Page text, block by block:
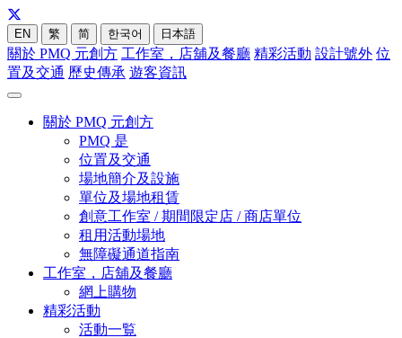
EN 繁 简 한국어 日本語
關於 PMQ 元創方 工作室，店舖及餐廳 精彩活動 設計號外 位
置及交通 歷史傳承 遊客資訊
關於 PMQ 元創方
PMQ 是
位置及交通
場地簡介及設施
單位及場地租賃
創意工作室 / 期間限定店 / 商店單位
租用活動場地
無障礙通道指南
工作室，店舖及餐廳
網上購物
精彩活動
活動一覧